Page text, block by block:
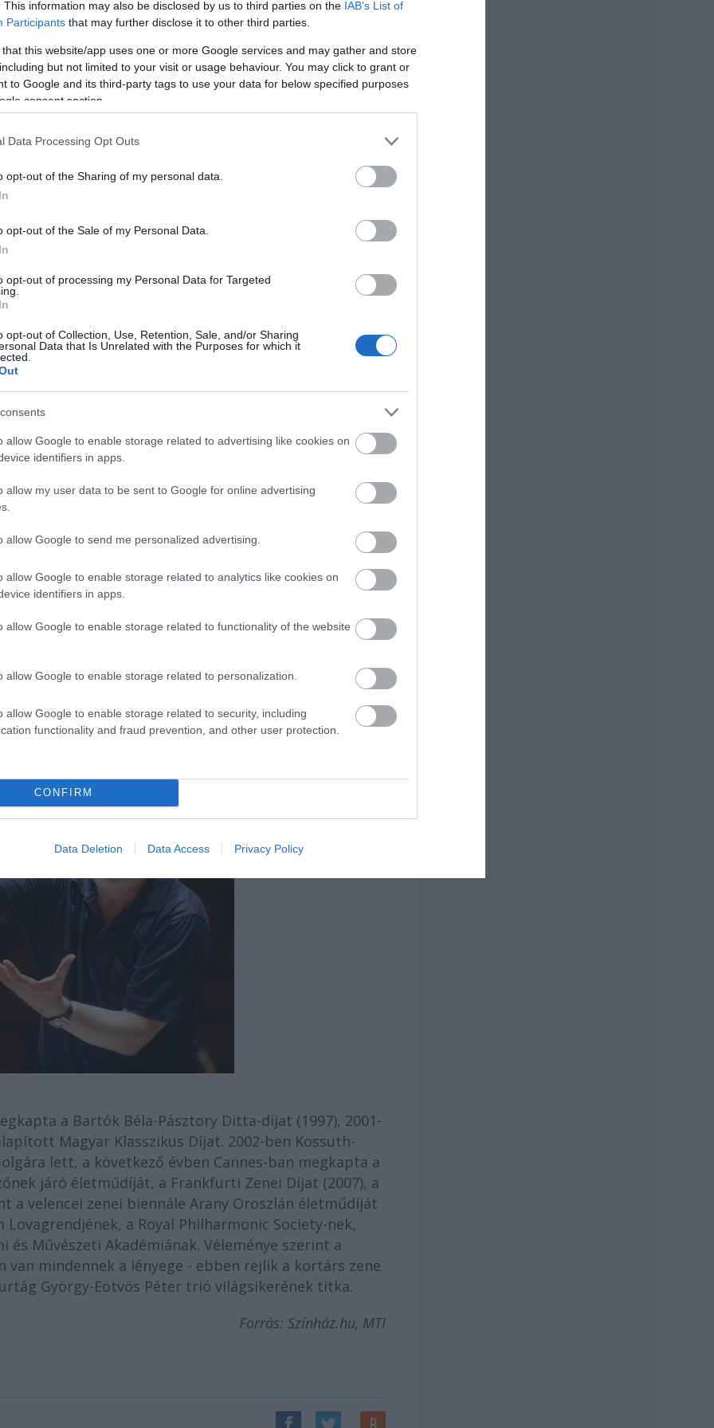
This information may also be disclosed by us to third parties on the IAB’s List of
Participants that may further disclose it to other third parties.
that this website/app uses one or more Google services and may gather and store
but not limited to your visit or usage behaviour. You may click to grant or
to Google and its third-party tags to use your data for below specified purposes
consent section.
Data Processing Opt Outs
opt-out of the Sharing of my personal data.
opt-out of the Sale of my Personal Data.
opt-out of processing my Personal Data for Targeted
opt-out of Collection, Use, Retention, Sale, and/or Sharing
Data that Is Unrelated with the Purposes for which it
allow Google to enable storage related to advertising like cookies on
identifiers in apps.
allow my user data to be sent to Google for online advertising
allow Google to send me personalized advertising.
allow Google to enable storage related to analytics like cookies on
identifiers in apps.
allow Google to enable storage related to functionality of the website
allow Google to enable storage related to personalization.
allow Google to enable storage related to security, including
functionality and fraud prevention, and other user protection.
CONFIRM
Data Deletion Data Access Privacy Policy
darabok közé tartoznak. Jean Genet művét
született az Angyalok Amerikában (2004), a
a Szerelemről és más démonokról (2007), a Lady
élt előkelő japán költőnő naplótöredékein alapul.
alapján íródott Az ördög tragédiája (2010),
határozott meg, átdolgozásával született
Ezen felül több kamaraoperát (Harakiri,
versenyműveket is jegyez. Zenei példaképeinek
Pierre Boulez-nek ajánlotta az új évezred
Stockhausen tiszteletére is. Hanglemezei
(Száz magyar népmese), a Vokális művek című
alakított zörejen alapulnak. Az amerikai
az ő tiszteletére írta Psalm 151 című művét. 2010-
komponált vokális művet, 2013-ban volt az
nonszensz verseire íródott művének és
a Bartók Béla-Pásztory Ditta-díjat (1997), 2001-
Magyar Klasszikus Díjat. 2002-ben Kossuth-
lett, a következő évben Cannes-ban megkapta a
járó életműdíját, a Frankfurti Zenei Díjat (2007), a
a velencei zenei biennále Arany Oroszlán életműdíját
a Royal Philharmonic Society-nek,
Művészeti Akadémiának. Véleménye szerint a
mindennek a lényege - ebben rejlik a kortárs zene
György-Eötvös Péter trió világsikerének titka.
Forrás: Színház.hu, MTI